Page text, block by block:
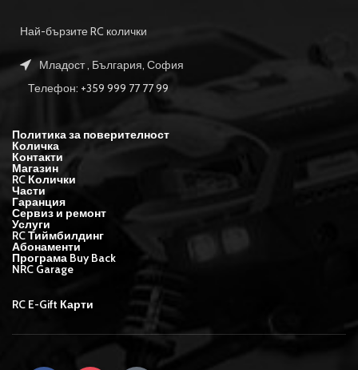
Най-бързите RC колички
Младост , България, София
Телефон: +359 999 77 77 99
Политика за поверителност
Количка
Контакти
Магазин
RC Колички
Части
Гаранция
Сервиз и ремонт
Услуги
RC Тиймбилдинг
Абонаменти
Програма Buy Back
NRC Garage
RC E-Gift Карти